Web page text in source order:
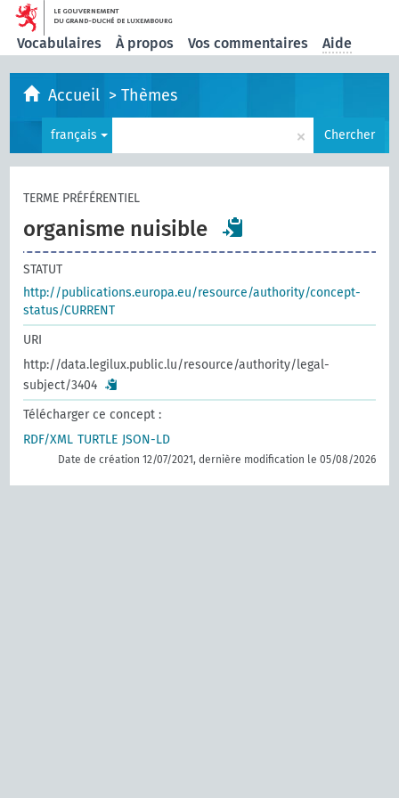
Vocabulaires À propos Vos commentaires Aide
Accueil >Thèmes
français × Chercher
TERME PRÉFÉRENTIEL
organisme nuisible
STATUT
http://publications.europa.eu/resource/authority/concept-
status/CURRENT
URI
http://data.legilux.public.lu/resource/authority/legal-
subject/3404
Télécharger ce concept :
RDF/XML TURTLE JSON-LD
Date de création 12/07/2021, dernière modification le 05/08/2026